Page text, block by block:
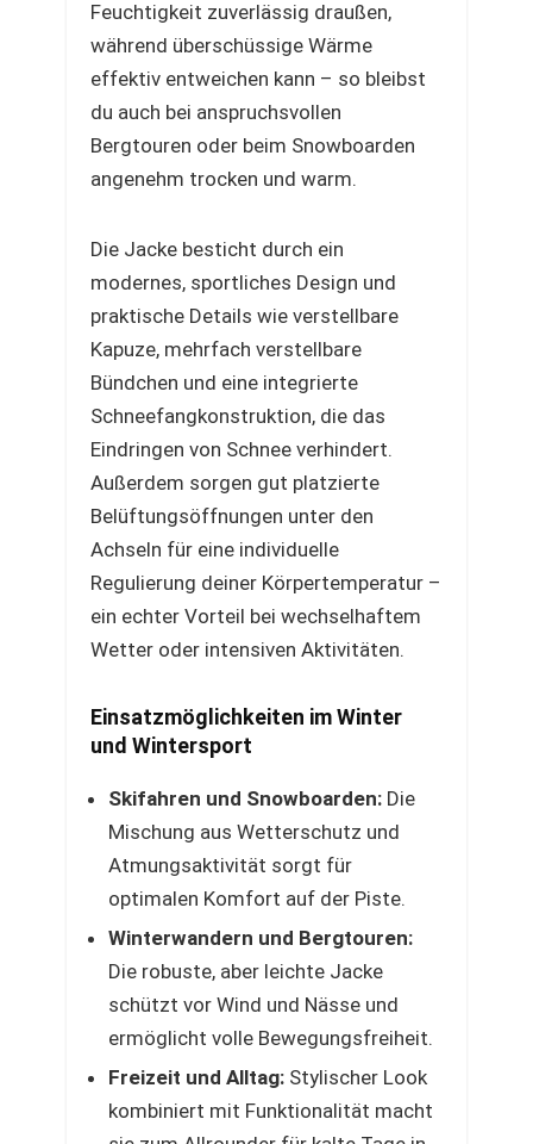
Feuchtigkeit zuverlässig draußen,
während überschüssige Wärme
effektiv entweichen kann – so bleibst
du auch bei anspruchsvollen
Bergtouren oder beim Snowboarden
angenehm trocken und warm.
Die Jacke besticht durch ein
modernes, sportliches Design und
praktische Details wie verstellbare
Kapuze, mehrfach verstellbare
Bündchen und eine integrierte
Schneefangkonstruktion, die das
Eindringen von Schnee verhindert.
Außerdem sorgen gut platzierte
Belüftungsöffnungen unter den
Achseln für eine individuelle
Regulierung deiner Körpertemperatur –
ein echter Vorteil bei wechselhaftem
Wetter oder intensiven Aktivitäten.
Einsatzmöglichkeiten im Winter
und Wintersport
Skifahren und Snowboarden: Die
Mischung aus Wetterschutz und
Atmungsaktivität sorgt für
optimalen Komfort auf der Piste.
Winterwandern und Bergtouren:
Die robuste, aber leichte Jacke
schützt vor Wind und Nässe und
ermöglicht volle Bewegungsfreiheit.
Freizeit und Alltag: Stylischer Look
kombiniert mit Funktionalität macht